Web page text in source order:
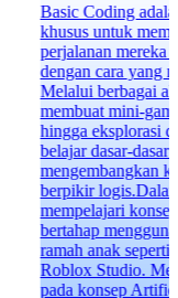
Basic Coding
khusus untuk
perjalanan mereka
dengan cara yang
Melalui berbagai
membuat mini-
hingga eksplorasi
belajar dasar-dasar
mengembangkan
berpikir
mempelajari
bertahap
ramah anak
Roblox Studio.
pada konsep